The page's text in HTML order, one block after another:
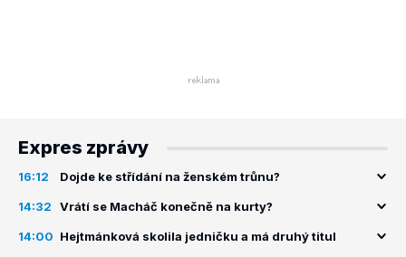
Expres zprávy
16:12 Dojde ke střídání na ženském trůnu?
14:32 Vrátí se Macháč konečně na kurty?
14:00 Hejtmánková skolila jedničku a má druhý titul